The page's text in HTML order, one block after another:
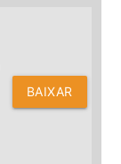
BAIXAR